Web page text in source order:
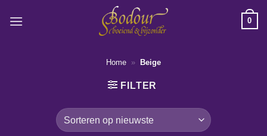
naar
0
Home » Beige
FILTER